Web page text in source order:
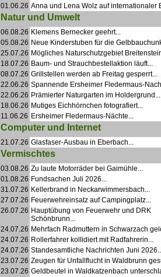
01.06.26 Anna und Lena Wolz auf internationaler
Natur und Umwelt
06.08.26 Klemens Bernecker geehrt...
05.08.26 Neue Kinderstuben für die
25.07.26 Mögliches Naturschutzgebiet
18.07.26 Baum- und Strauchbestellaktion läuft...
08.07.26 Grillstellen werden ab Freitag gesperrt...
22.06.26 Spannende Ersheimer Fledermaus-
22.06.26 Prämierter Naturgarten im Holdergrund...
18.06.26 Mutiges Eichhörnchen fotografiert...
11.06.26 Ersheimer Fledermaus-Nächte...
Computer und Internet
21.07.26 Glasfaser-Ausbau in Eberbach...
Vermischtes
03.08.26 Zu laute Motorräder bei Gaimühle...
01.08.26 Fundsachen Juli 2026...
31.07.26 Kellerbrand in Neckarwimmersbach...
27.07.26 Feuerwehreinsatz auf Campingplatz...
26.07.26 Hauptübung von Feuerwehr und DRK
Schönbrunn...
24.07.26 Mehrfach Radmuttern in Schwarzach
24.07.26 Rollerfahrer kollidiert mit Radfahrerin...
24.07.26 Standesamtliche Nachrichten Juni
23.07.26 Zeugen für Unfallflucht in Waldbrunn
23.07.26 Geldbeutel in Waldkatzenbach